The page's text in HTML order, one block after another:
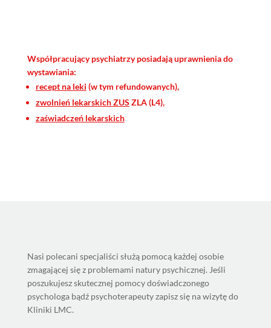
Współpracujący psychiatrzy posiadają uprawnienia do
wystawiania:
recept na leki (w tym refundowanych),
zwolnień lekarskich ZUS ZLA (L4),
zaświadczeń lekarskich
Nasi polecani specjaliści służą pomocą każdej osobie
zmagającej się z problemami natury psychicznej. Jeśli
poszukujesz skutecznej pomocy doświadczonego
psychologa bądź psychoterapeuty zapisz się na wizytę do
Kliniki LMC.